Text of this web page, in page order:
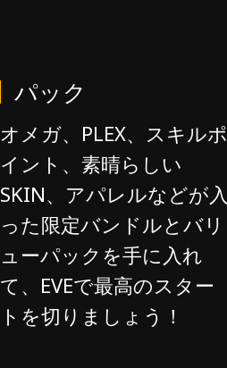
パック
オメガ、PLEX、スキルポ
イント、素晴らしい
SKIN、アパレルなどが入
った限定バンドルとバリ
ューパックを手に入れ
て、EVEで最高のスター
トを切りましょう！